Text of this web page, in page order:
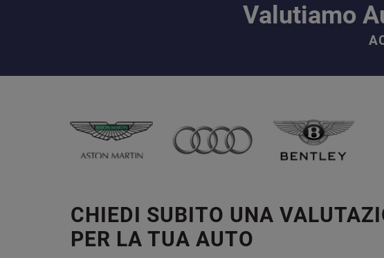
Valutiamo
CHIEDI SUBITO UNA
PER LA TUA AUTO